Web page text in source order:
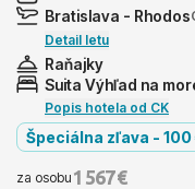
Bratislava - Rhodos
Detail letu
Raňajky
Suita Výhľad na
Popis hotela od CK
Špeciálna zľava - 100
za osobu 1 567 €